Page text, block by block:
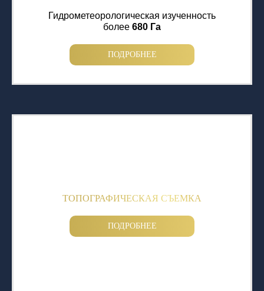
Гидрометеорологическая изученность
более 680 Га
ПОДРОБНЕЕ
ТОПОГРАФИЧЕСКАЯ СЪЕМКА
ПОДРОБНЕЕ